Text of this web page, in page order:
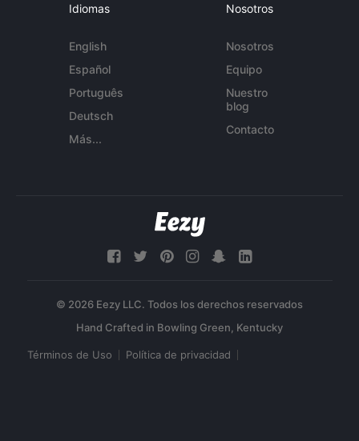
Idiomas
English
Español
Português
Deutsch
Más...
Nosotros
Nosotros
Equipo
Nuestro
blog
Contacto
© 2026 Eezy LLC. Todos los derechos reservados
Términos de Uso Política de privacidad